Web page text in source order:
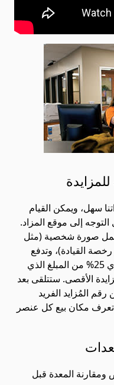
سهل، ويمكن القيام
التوجه إلى موقع المزاد.
صورة شخصية (مثل
القيادة)، وتدفع
مبلغ تأمين قابلاً للاسترداد يوازي 25% من المبلغ الذي
الأقصى. ستتلقى بعد
المُزايد الفريد
مكان بيع كل عنصر
ومقارنة المعدة قبل